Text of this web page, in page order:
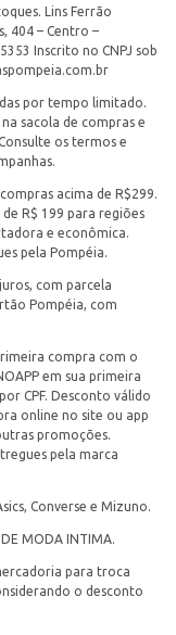
Lins Ferrão
404 – Centro –
Inscrito no CNPJ sob
por tempo limitado.
sacola de compras e
os termos e
acima de R$299.
R$ 199 para regiões
e econômica.
pela Pompéia.
com parcela
Pompéia, com
compra com o
em sua primeira
CPF. Desconto válido
online no site ou app
promoções.
pela marca
Converse e Mizuno.
DE MODA INTIMA.
para troca
o desconto